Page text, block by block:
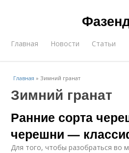
Главная Новости Статьи
Главная »Зимний гранат
Зимний гранат
Ранние сорта
черешни —
Для того, чтобы разобраться во